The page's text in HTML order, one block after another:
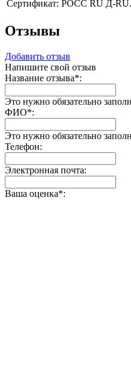
Сертификат: РОСС RU Д-
Отзывы
Добавить отзыв
Напишите свой отзыв
Название отзыва*:
Это нужно обязательно
ФИО*:
Это нужно обязательно
Телефон:
Электронная почта:
Ваша оценка*: